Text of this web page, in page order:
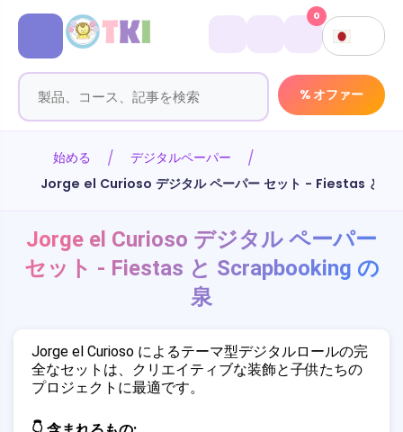
% オファー
0
始める
デジタルペーパー
Jorge el Curioso デジタル ペーパー セット - Fiestas と
Jorge el Curioso デジタル ペーパー
セット - Fiestas と Scrapbooking の
泉
Jorge el Curioso によるテーマ型デジタルロールの完
全なセットは、クリエイティブな装飾と子供たちの
プロジェクトに最適です。